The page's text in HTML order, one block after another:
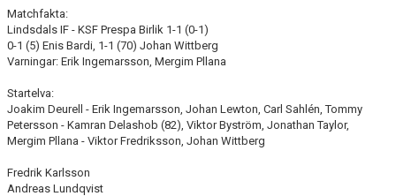
Matchfakta:
Lindsdals IF - KSF Prespa Birlik 1-1 (0-1)
0-1 (5) Enis Bardi, 1-1 (70) Johan Wittberg
Varningar: Erik Ingemarsson, Mergim Pllana
Startelva:
Joakim Deurell - Erik Ingemarsson, Johan Lewton, Carl Sahlén, Tommy
Petersson - Kamran Delashob (82), Viktor Byström, Jonathan Taylor,
Mergim Pllana - Viktor Fredriksson, Johan Wittberg
Fredrik Karlsson
Andreas Lundqvist